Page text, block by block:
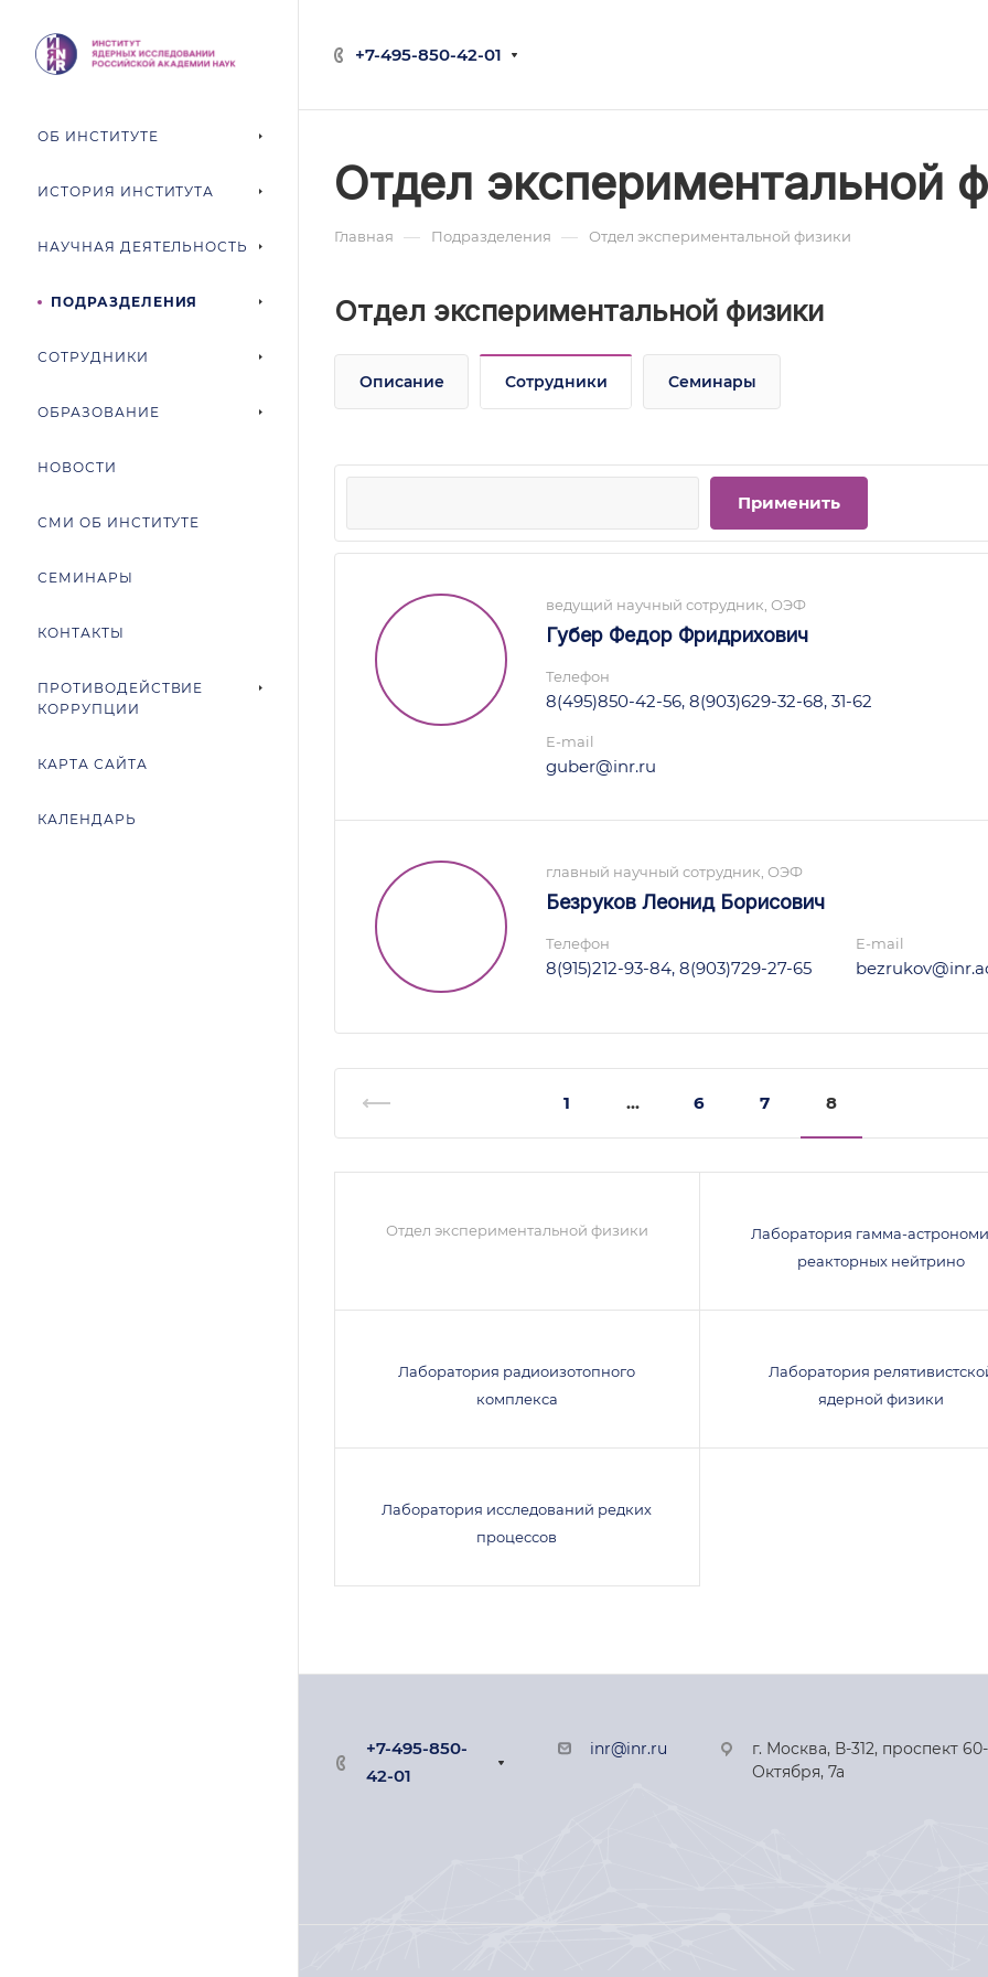
+7-495-850-42-01
ОБ ИНСТИТУТЕ
ИСТОРИЯ ИНСТИТУТА
НАУЧНАЯ ДЕЯТЕЛЬНОСТЬ
ПОДРАЗДЕЛЕНИЯ
СОТРУДНИКИ
ОБРАЗОВАНИЕ
НОВОСТИ
СМИ ОБ ИНСТИТУТЕ
СЕМИНАРЫ
КОНТАКТЫ
ПРОТИВОДЕЙСТВИЕ
КОРРУПЦИИ
КАРТА САЙТА
КАЛЕНДАРЬ
Отдел экспериментальной
Главная — Подразделения — Отдел экспериментальной физики
Отдел экспериментальной физики
Описание Сотрудники Семинары
ведущий научный сотрудник, ОЭФ
Губер Федор Фридрихович
Телефон
8(495)850-42-56, 8(903)629-32-68, 31-62
E-mail
guber@inr.ru
главный научный сотрудник, ОЭФ
Безруков Леонид Борисович
Телефон
8(915)212-93-84, 8(903)729-27-65
E-mail
1 ... 6 7 8
Отдел экспериментальной физики
Лаборатория гамма-
реакторных нейтрино
Лаборатория радиоизотопного
комплекса
Лаборатория
ядерной физики
Лаборатория исследований редких
процессов
+7-495-850-
42-01
inr@inr.ru
г. Москва, В-312, проспект
Октября, 7а